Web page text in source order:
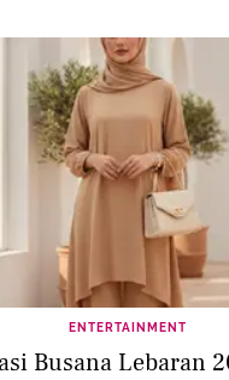
ENTERTAINMENT
Busana Lebaran